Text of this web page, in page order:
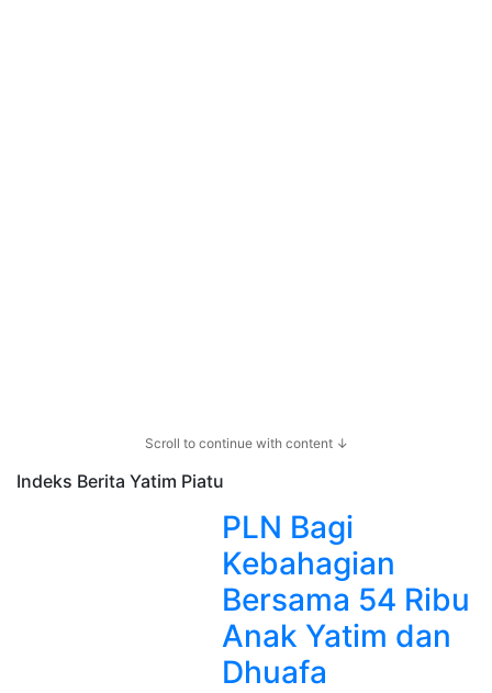
Scroll to continue with content ↓
Indeks Berita Yatim Piatu
PLN Bagi
Kebahagian
Bersama 54 Ribu
Anak Yatim dan
Dhuafa